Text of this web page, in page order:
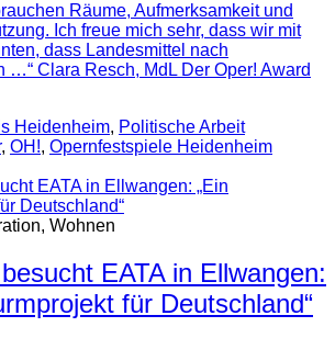
Räume, Aufmerksamkeit und
Ich freue mich sehr, dass wir mit
dass Landesmittel nach
…“ Clara Resch, MdL Der Oper! Award
Heidenheim, Politische Arbeit
, OH!, Opernfestspiele Heidenheim
Wohnen
EATA in Ellwangen:
für Deutschland“